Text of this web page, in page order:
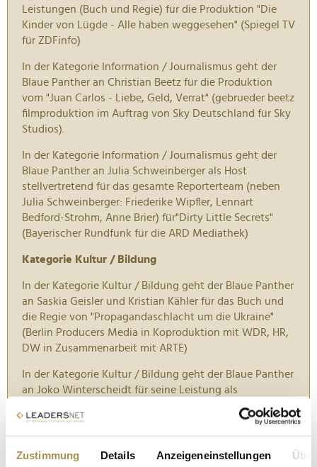
Zustimmung Details Anzeigeneinstellungen
Leistungen (Buch und Regie) für die Produktion "Die
Kinder von Lügde - Alle haben weggesehen" (Spiegel TV
für ZDFinfo)
In der Kategorie Information / Journalismus geht der
Blaue Panther an Christian Beetz für die Produktion
vom "Juan Carlos - Liebe, Geld, Verrat" (gebrueder beetz
filmproduktion im Auftrag von Sky Deutschland für Sky
Studios).
In der Kategorie Information / Journalismus geht der
Blaue Panther an Julia Schweinberger als Host
stellvertretend für das gesamte Reporterteam (neben
Julia Schweinberger: Friederike Wipfler, Lennart
Bedford-Strohm, Anne Brier) für"Dirty Little Secrets"
(Bayerischer Rundfunk für die ARD Mediathek)
Kategorie Kultur / Bildung
In der Kategorie Kultur / Bildung geht der Blaue Panther
an Saskia Geisler und Kristian Kähler für das Buch und
die Regie von "Propagandaschlacht um die Ukraine"
(Berlin Producers Media in Koproduktion mit WDR, HR,
DW in Zusammenarbeit mit ARTE)
In der Kategorie Kultur / Bildung geht der Blaue Panther
an Joko Winterscheidt für seine Leistung als
Präsentator von "Joko Winterscheidt Presents: The
World's Most Dangerous Show" (Florida TV, Florida
Factual und 27km Entertainment für Prime Video)
Kategorie Fiktion